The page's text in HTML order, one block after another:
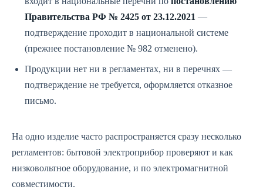
Правительства РФ № 2425 от 23.12.2021 —
подтверждение проходит в национальной системе
(прежнее постановление № 982 отменено).
Продукции нет ни в регламентах, ни в перечнях —
подтверждение не требуется, оформляется отказное
письмо.
На одно изделие часто распространяется сразу несколько
регламентов: бытовой электроприбор проверяют и как
низковольтное оборудование, и по электромагнитной
совместимости.